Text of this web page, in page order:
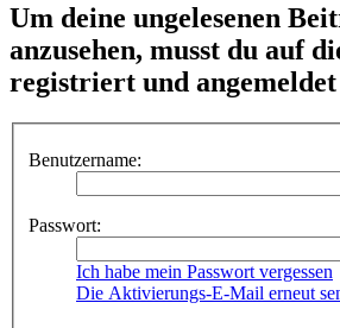
Um deine ungelesenen
anzusehen, musst du auf
registriert und angemeldet
Benutzername:
Passwort:
Ich habe mein Passwort vergessen
Die Aktivierungs-E-Mail erneut